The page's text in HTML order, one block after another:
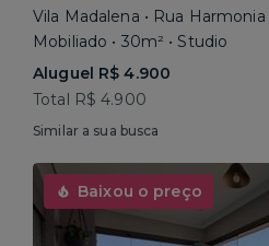
Vila Madalena • Rua Harmonia
Mobiliado • 30m² • Studio
Aluguel R$ 4.900
Total R$ 4.900
Similar a sua busca
Baixou o preço